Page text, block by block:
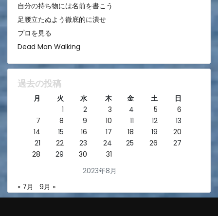
自分の持ち物には名前を書こう
足腰立たぬよう徹底的に潰せ
プロを見る
Dead Man Walking
過去の投稿
2023年8月
月 火 水 木 金 土
日
1
2 3 4 5
6
7
8 9 10 11 12
13
14
15 16 17 18 19
20
21
22 23 24 25 26
27
28
29 30 31
« 7月 9月 »